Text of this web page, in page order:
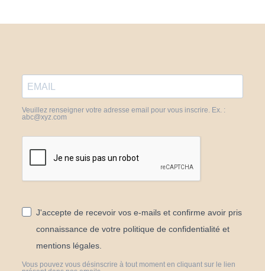
Veuillez renseigner votre adresse email pour vous inscrire. Ex. :
abc@xyz.com
J'accepte de recevoir vos e-mails et confirme avoir pris
connaissance de votre politique de confidentialité et
mentions légales.
Vous pouvez vous désinscrire à tout moment en cliquant sur le lien